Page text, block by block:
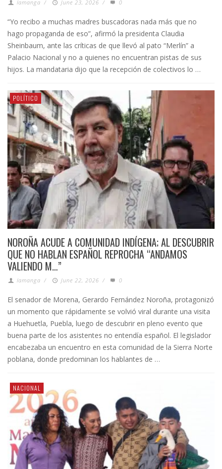
lamanga / June 23, 2026 / 0
“Yo recibo a muchas madres buscadoras nada más que no
hago propaganda de eso”, afirmó la presidenta Claudia
Sheinbaum, ante las críticas de que llevó al pato “Merlín” a
Palacio Nacional y no a quienes no encuentran pistas de sus
hijos. La mandataria dijo que la recepción de colectivos lo …
POLÍTICO
NOROÑA ACUDE A COMUNIDAD INDÍGENA; AL DESCUBRIR
QUE NO HABLAN ESPAÑOL REPROCHA “ANDAMOS
VALIENDO M…”
lamanga / June 22, 2026 / 0
El senador de Morena, Gerardo Fernández Noroña, protagonizó
un momento que rápidamente se volvió viral durante una visita
a Huehuetla, Puebla, luego de descubrir en pleno evento que
buena parte de los asistentes no entendía español. El legislador
encabezaba un encuentro en esta comunidad de la Sierra Norte
poblana, donde predominan los hablantes de …
NACIONAL